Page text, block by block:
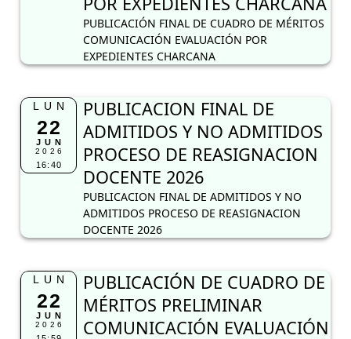
PUBLICACIÓN FINAL DE CUADRO DE MÉRITOS
COMUNICACIÓN EVALUACIÓN POR
EXPEDIENTES CHARCANA
LUN
22
JUN
2026
16:40
PUBLICACION FINAL DE
ADMITIDOS Y NO ADMITIDOS
PROCESO DE REASIGNACION
DOCENTE 2026
PUBLICACION FINAL DE ADMITIDOS Y NO
ADMITIDOS PROCESO DE REASIGNACION
DOCENTE 2026
LUN
22
JUN
2026
PUBLICACIÓN DE CUADRO DE
MÉRITOS PRELIMINAR
COMUNICACIÓN EVALUACIÓN